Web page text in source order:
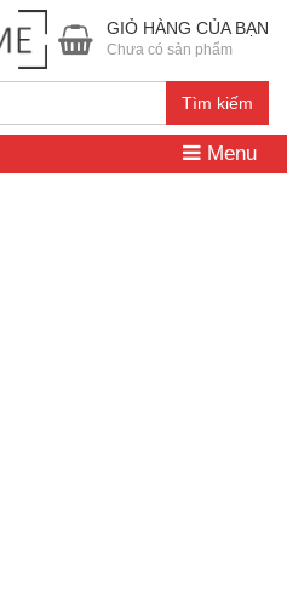
Tìm kiếm
GIỎ HÀNG CỦA BẠN
Chưa có sản phẩm
Menu